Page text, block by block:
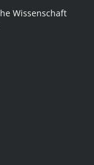
Wissenschaft